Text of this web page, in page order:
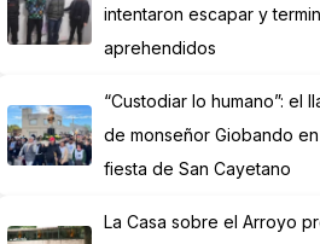
intentaron escapar y
aprehendidos
“Custodiar lo humano”: el
de monseñor Giobando
fiesta de San Cayetano
La Casa sobre el Arroyo